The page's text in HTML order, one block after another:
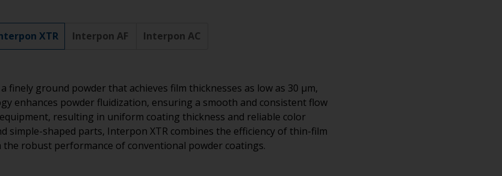
XTR Interpon AF Interpon AC
finely ground powder that achieves film thicknesses as low as 30 μm,
enhances powder fluidization, ensuring a smooth and consistent flow
resulting in uniform coating thickness and reliable color
simple-shaped parts, Interpon XTR combines the efficiency of thin-film
robust performance of conventional powder coatings.